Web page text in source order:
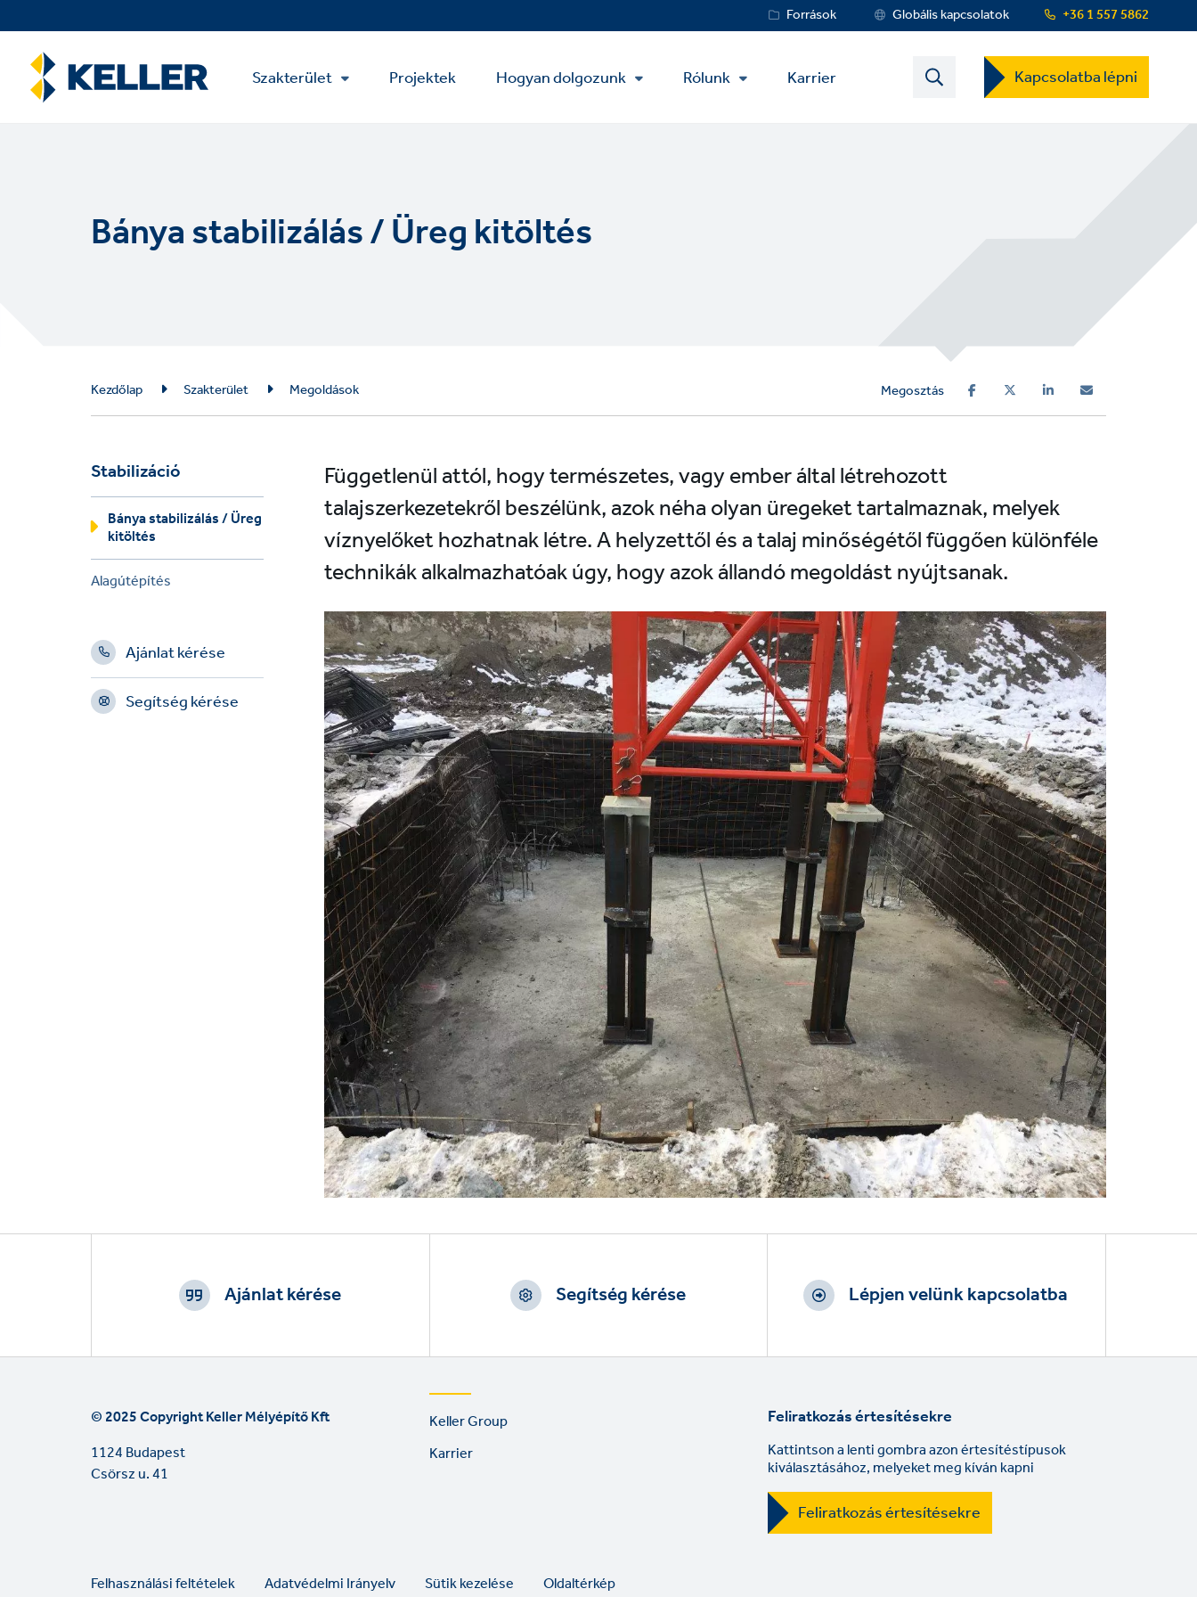
to
content
+36 1 557 5862
Service
MenuForrások Globális kapcsolatok
Main
Menu
Szakterület Projektek Hogyan dolgozunk Rólunk Karrier Contact
US
Dropdown
Kapcsolatba lépni
Bánya stabilizálás / Üreg kitöltés
Breadcrumb
Kezdőlap Szakterület Megoldások Megosztás
Stabilizáció
Bánya stabilizálás / Üreg
kitöltés
Alagútépítés
Ajánlat kérése
Segítség kérése
Függetlenül attól, hogy természetes, vagy ember által létrehozott
talajszerkezetekről beszélünk, azok néha olyan üregeket tartalmaznak, melyek
víznyelőket hozhatnak létre. A helyzettől és a talaj minőségétől függően különféle
technikák alkalmazhatóak úgy, hogy azok állandó megoldást nyújtsanak.
Footer
Ajánlat kérése Segítség kérése Lépjen velünk kapcsolatba
© 2025 Copyright Keller Mélyépítő Kft
1124 Budapest
Csörsz u. 41
Footer
Keller Group
Karrier
Feliratkozás értesítésekre
Kattintson a lenti gombra azon értesítéstípusok
kiválasztásához, melyeket meg kíván kapni
Feliratkozás értesítésekre
Legal
Felhasználási feltételek Adatvédelmi Irányelv Sütik kezelése Oldaltérkép